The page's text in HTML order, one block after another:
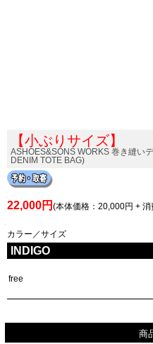
【小ぶりサイズ】
ASHOES&SONS WORKS 巻き縫い
DENIM TOTE BAG)
22,000円 (本体価格：20,000円 +
カラー／サイズ
INDIGO
free
商